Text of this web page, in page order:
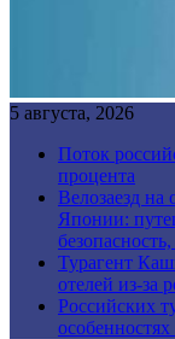
5 августа, 2026
Поток
процента
Велозаезд на
Японии:
Турагент
отелей из-за
Российских